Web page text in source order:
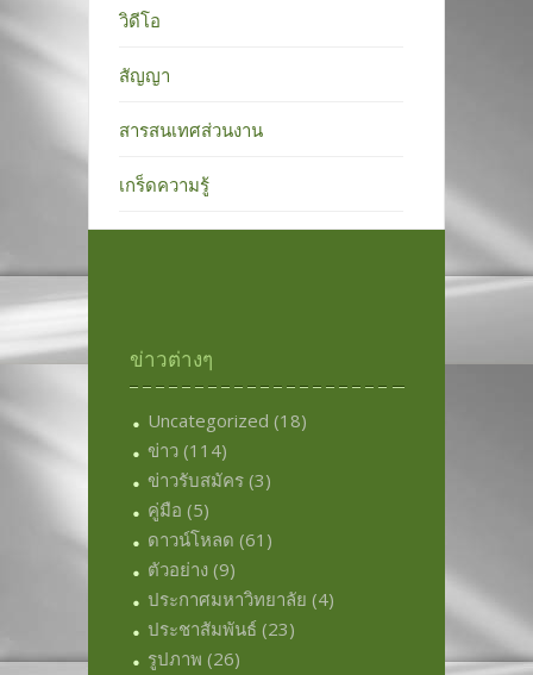
วิดีโอ
สัญญา
สารสนเทศส่วนงาน
เกร็ดความรู้
ข่าวต่างๆ
Uncategorized (18)
ข่าว (114)
ข่าวรับสมัคร (3)
คู่มือ (5)
ดาวน์โหลด (61)
ตัวอย่าง (9)
ประกาศมหาวิทยาลัย (4)
ประชาสัมพันธ์ (23)
รูปภาพ (26)